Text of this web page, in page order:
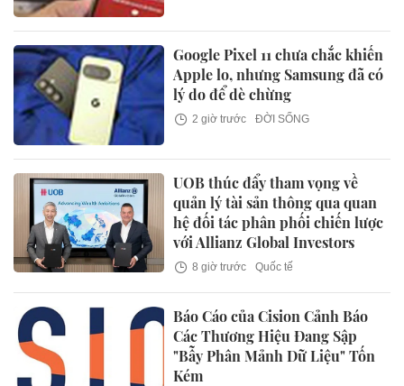
Google Pixel 11 chưa chắc khiến
Apple lo, nhưng Samsung đã có
lý do để dè chừng
2 giờ trước ĐỜI SỐNG
UOB thúc đẩy tham vọng về
quản lý tài sản thông qua quan
hệ đối tác phân phối chiến lược
với Allianz Global Investors
8 giờ trước Quốc tế
Báo Cáo của Cision Cảnh Báo
Các Thương Hiệu Đang Sập
"Bẫy Phân Mảnh Dữ Liệu" Tốn
Kém